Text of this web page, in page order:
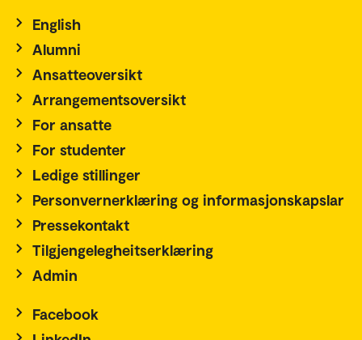
English
Alumni
Ansatteoversikt
Arrangementsoversikt
For ansatte
For studenter
Ledige stillinger
Personvernerklæring og informasjonskapslar
Pressekontakt
Tilgjengelegheitserklæring
Admin
Facebook